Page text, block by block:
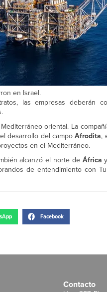
en Israel.
las empresas deberán
oriental. La
desarrollo del campoAfrodita,
en el Mediterráneo.
alcanzó el norte de Áfricay
de entendimiento con
Facebook
Contacto